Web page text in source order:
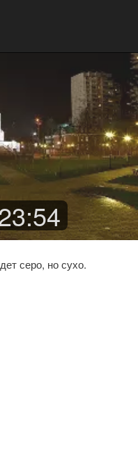
:54
серо, но сухо.